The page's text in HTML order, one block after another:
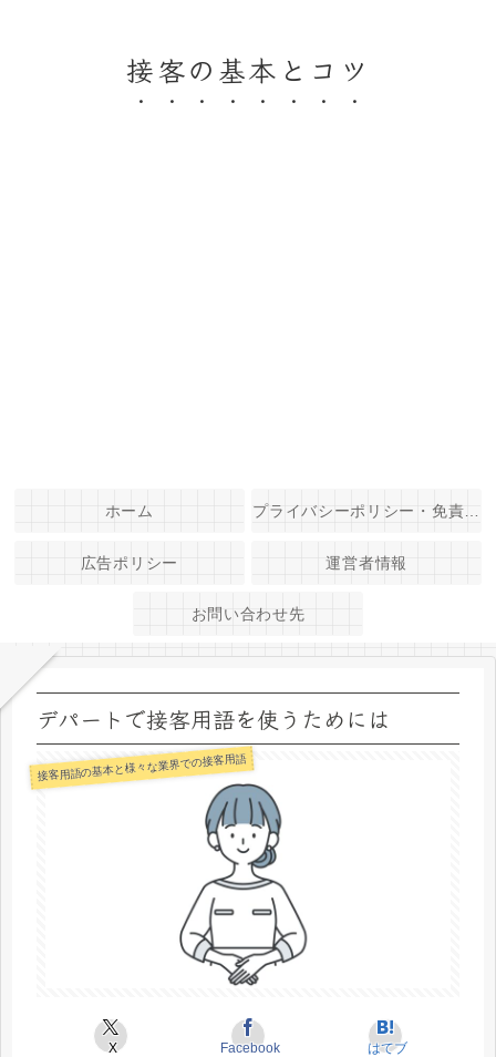
接客の基本とコツ
ホーム
広告ポリシー 運営者情報
お問い合わせ先
デパートで接客用語を使うためには
接客用語の基本と様々な業界での接客用語
X Facebook はてブ